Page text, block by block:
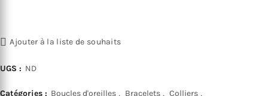
Ajouter à la liste de souhaits
UGS : ND
Catégories : Boucles d'oreilles , Bracelets , Colliers ,